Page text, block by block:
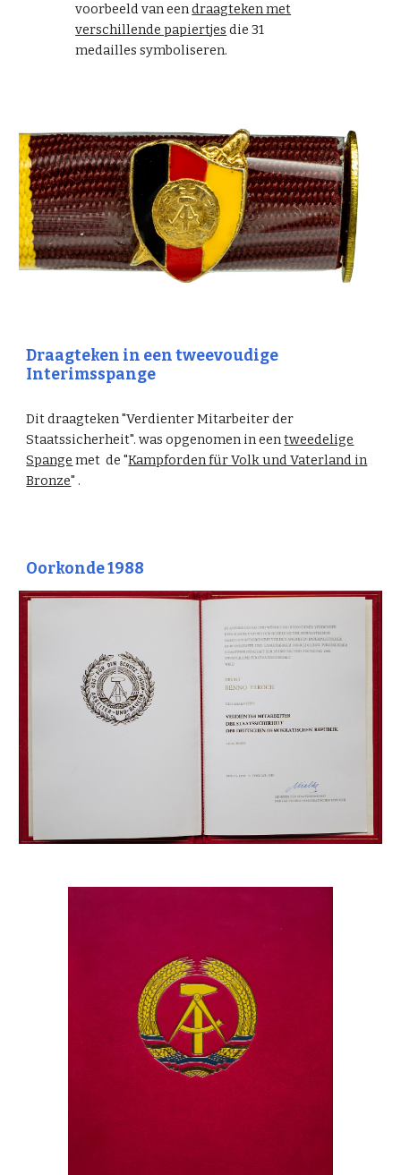
voorbeeld van eendraagteken met
verschillende papiertjes die 31
medailles symboliseren.
Draagteken in een tweevoudige
Interimsspange
Dit draagteken "Verdienter Mitarbeiter der
Staatssicherheit". was opgenomen in eentweedelige
Spange met de "Kampforden für Volk und Vaterland in
Bronze" .
Oorkonde 1988